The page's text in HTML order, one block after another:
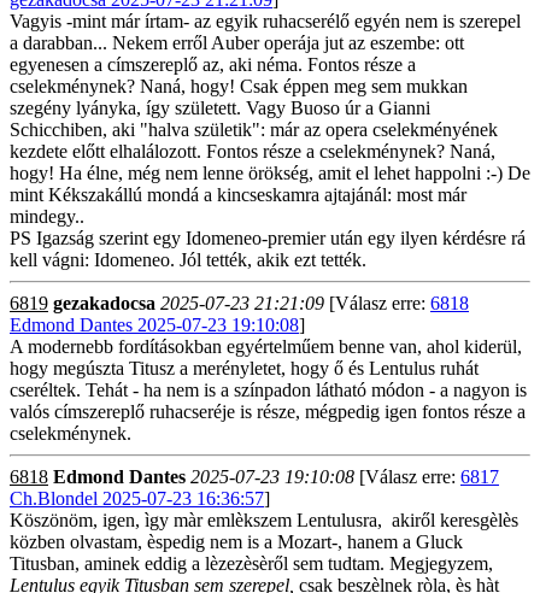
Vagyis -mint már írtam- az egyik ruhacserélő egyén nem is szerepel
a darabban... Nekem erről Auber operája jut az eszembe: ott
egyenesen a címszereplő az, aki néma. Fontos része a
cselekménynek? Naná, hogy! Csak éppen meg sem mukkan
szegény lyányka, így született. Vagy Buoso úr a Gianni
Schicchiben, aki "halva születik": már az opera cselekményének
kezdete előtt elhalálozott. Fontos része a cselekménynek? Naná,
hogy! Ha élne, még nem lenne örökség, amit el lehet happolni :-) De
mint Kékszakállú mondá a kincseskamra ajtajánál: most már
mindegy..
PS Igazság szerint egy Idomeneo-premier után egy ilyen kérdésre rá
kell vágni: Idomeneo. Jól tették, akik ezt tették.
6819 gezakadocsa 2025-07-23 21:21:09 [Válasz erre: 6818
Edmond Dantes 2025-07-23 19:10:08]
A modernebb fordításokban egyértelműem benne van, ahol kiderül,
hogy megúszta Titusz a merényletet, hogy ő és Lentulus ruhát
cseréltek. Tehát - ha nem is a színpadon látható módon - a nagyon is
valós címszereplő ruhacseréje is része, mégpedig igen fontos része a
cselekménynek.
6818 Edmond Dantes 2025-07-23 19:10:08 [Válasz erre: 6817
Ch.Blondel 2025-07-23 16:36:57]
Köszönöm, igen, ìgy màr emlèkszem Lentulusra, akiről keresgèlès
közben olvastam, èspedig nem is a Mozart-, hanem a Gluck
Titusban, aminek eddig a lèzezèsèről sem tudtam. Megjegyzem,
Lentulus egyik Titusban sem szerepel, csak beszèlnek ròla, ès hàt